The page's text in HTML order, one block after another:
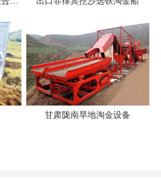
甘肃陇南旱地淘金设备